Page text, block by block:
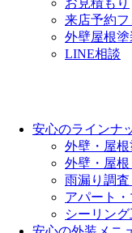
来店予約フ
外壁屋根塗
LINE相談
安心のラインナ
外壁・屋根
外壁・屋
雨漏り調
アパート
シーリン